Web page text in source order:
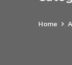
Home